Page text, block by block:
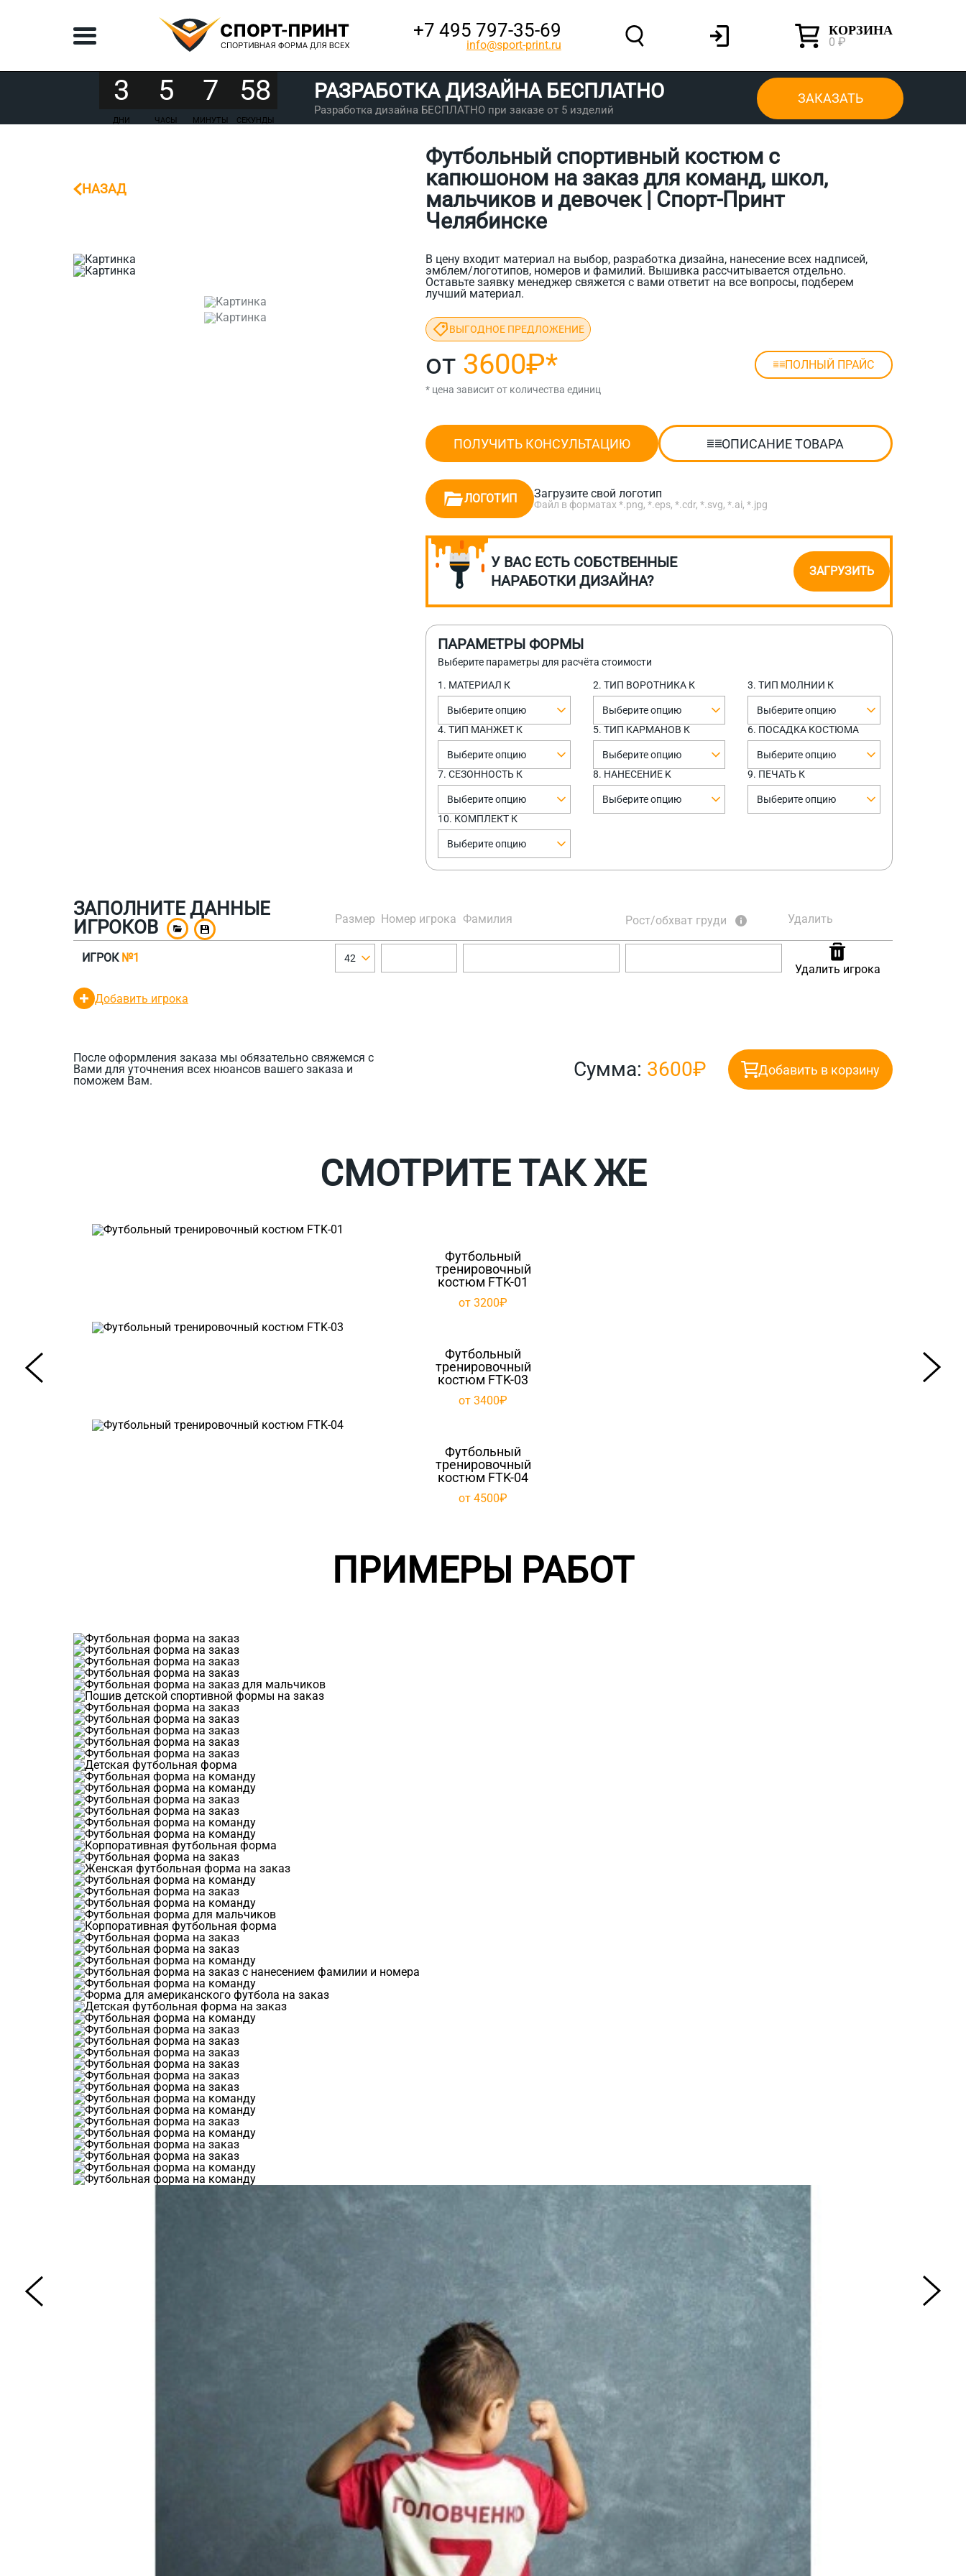
+7 495 797‑35-69
info@sport-print.ru
КОРЗИНА
0 ₽
3
ДНИ
5
ЧАСЫ
7
МИНУТЫ
58
СЕКУНДЫ
РАЗРАБОТКА ДИЗАЙНА БЕСПЛАТНО
Разработка дизайна БЕСПЛАТНО при заказе от 5 изделий
ЗАКАЗАТЬ
НАЗАД
Футбольный спортивный костюм с
капюшоном на заказ для команд, школ,
мальчиков и девочек | Спорт-Принт
Челябинске
В цену входит материал на выбор, разработка дизайна, нанесение всех надписей,
эмблем/логотипов, номеров и фамилий. Вышивка рассчитывается отдельно.
Оставьте заявку менеджер свяжется с вами ответит на все вопросы, подберем
лучший материал.
ВЫГОДНОЕ ПРЕДЛОЖЕНИЕ
от 3600₽* ПОЛНЫЙ ПРАЙС
* цена зависит от количества единиц
ПОЛУЧИТЬ КОНСУЛЬТАЦИЮ ОПИСАНИЕ ТОВАРА
ЛОГОТИП Загрузите свой логотип
Файл в форматах *.png, *.eps, *.cdr, *.svg, *.ai, *.jpg
У ВАС ЕСТЬ СОБСТВЕННЫЕ
НАРАБОТКИ ДИЗАЙНА?
ЗАГРУЗИТЬ
ПАРАМЕТРЫ ФОРМЫ
Выберите параметры для расчёта стоимости
1. МАТЕРИАЛ К
Выберите опцию
2. ТИП ВОРОТНИКА К
Выберите опцию
3. ТИП МОЛНИИ К
Выберите опцию
4. ТИП МАНЖЕТ К
Выберите опцию
5. ТИП КАРМАНОВ К
Выберите опцию
6. ПОСАДКА КОСТЮМА
Выберите опцию
7. СЕЗОННОСТЬ К
Выберите опцию
8. НАНЕСЕНИЕ K
Выберите опцию
9. ПЕЧАТЬ К
Выберите опцию
10. КОМПЛЕКТ К
Выберите опцию
ЗАПОЛНИТЕ ДАННЫЕ
ИГРОКОВ
Размер Номер игрока Фамилия Рост/обхват груди Удалить
ИГРОК №1 42
Удалить игрока
Добавить игрока
После оформления заказа мы обязательно свяжемся с
Вами для уточнения всех нюансов вашего заказа и
поможем Вам.
Сумма: 3600₽ Добавить в корзину
СМОТРИТЕ ТАК ЖЕ
Футбольный
тренировочный
костюм FTK-01
от 3200₽
Футбольный
тренировочный
костюм FTK-03
от 3400₽
Футбольный
тренировочный
костюм FTK-04
от 4500₽
ПРИМЕРЫ РАБОТ